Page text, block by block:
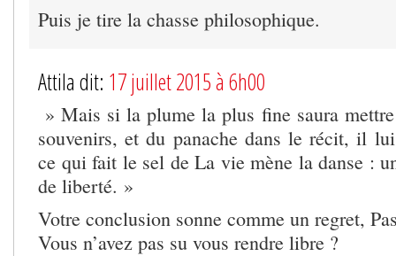
Puis je tire la chasse philosophique.
Attila dit: 17 juillet 2015 à 6h00
» Mais si la plume la plus fine saura mettre
souvenirs, et du panache dans le récit, il
ce qui fait le sel de La vie mène la danse :
de liberté. »
Votre conclusion sonne comme un regret,
Vous n’avez pas su vous rendre libre ?